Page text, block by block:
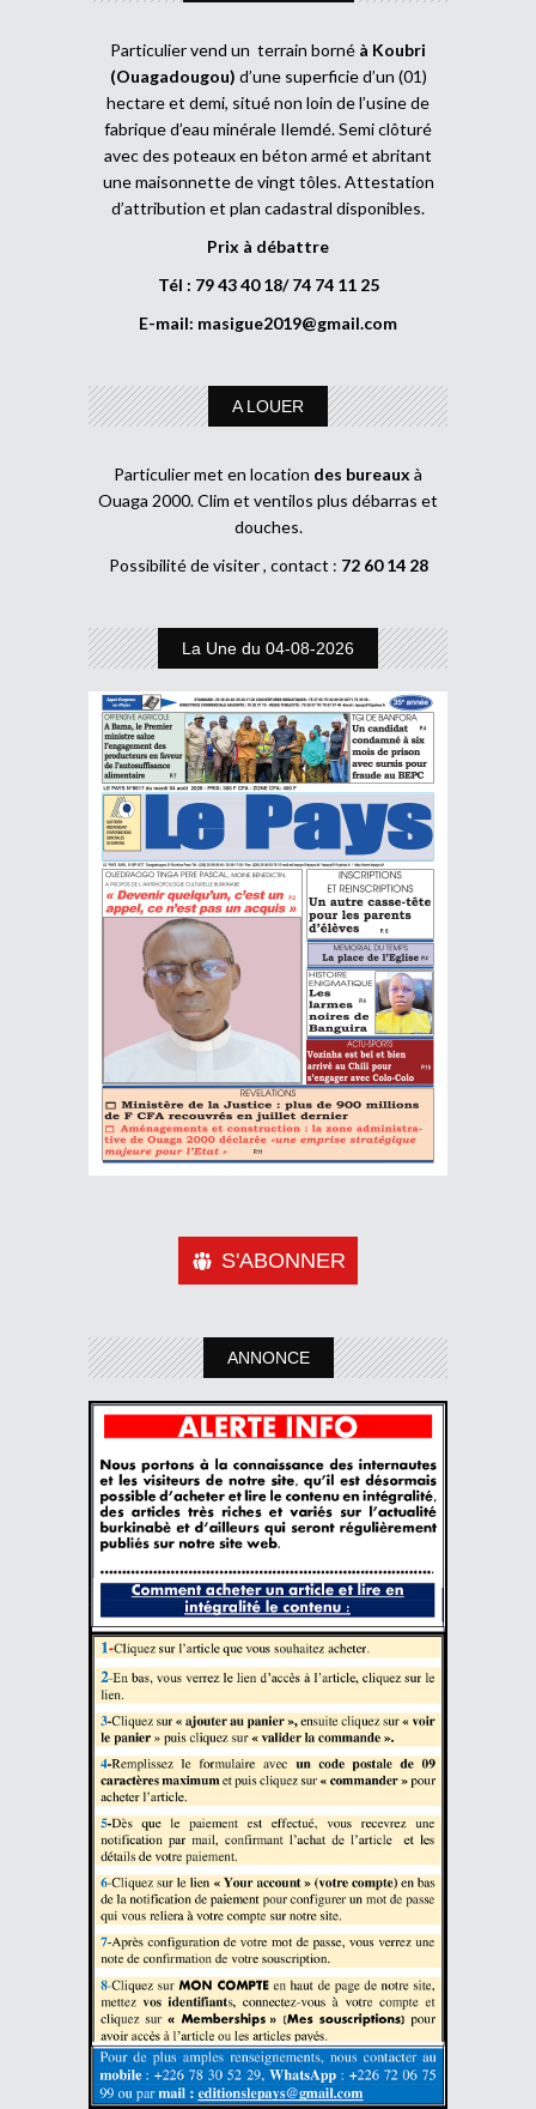
Particulier vend un terrain borné à Koubri
(Ouagadougou) d’une superficie d’un (01)
hectare et demi, situé non loin de l’usine de
fabrique d’eau minérale Ilemdé. Semi clôturé
avec des poteaux en béton armé et abritant
une maisonnette de vingt tôles. Attestation
d’attribution et plan cadastral disponibles.
Prix à débattre
Tél : 79 43 40 18/ 74 74 11 25
E-mail: masigue2019@gmail.com
A LOUER
Particulier met en location des bureaux à
Ouaga 2000. Clim et ventilos plus débarras et
douches.
Possibilité de visiter , contact : 72 60 14 28
La Une du 04-08-2026
S'ABONNER
ANNONCE